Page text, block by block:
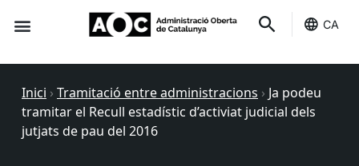
CA
Inici › Tramitació entre administracions › Ja podeu
tramitar el Recull estadístic d’activiat judicial dels
jutjats de pau del 2016